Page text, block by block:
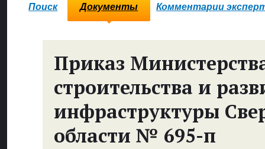
Поиск Документы Комментарии
Приказ
строительства и
инфраструктуры
области № 695-п